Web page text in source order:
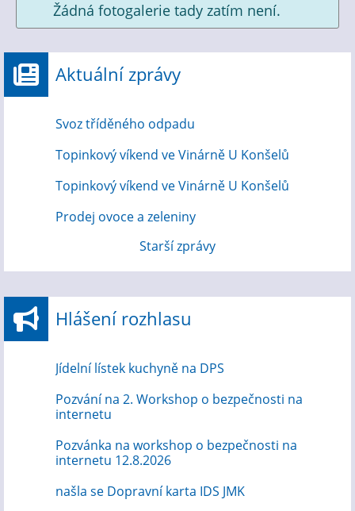
Žádná fotogalerie tady zatím není.
Aktuální zprávy
Svoz tříděného odpadu
Topinkový víkend ve Vinárně U Konšelů
Topinkový víkend ve Vinárně U Konšelů
Prodej ovoce a zeleniny
Starší zprávy
Hlášení rozhlasu
Jídelní lístek kuchyně na DPS
Pozvání na 2. Workshop o bezpečnosti na
internetu
Pozvánka na workshop o bezpečnosti na
internetu 12.8.2026
našla se Dopravní karta IDS JMK